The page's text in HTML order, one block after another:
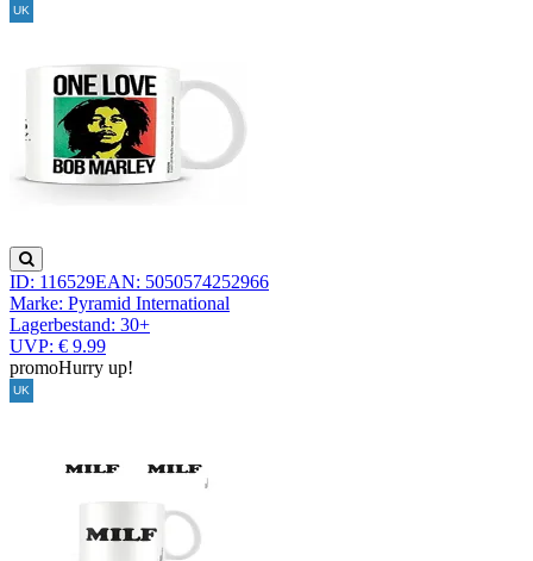
ID: 116529EAN: 5050574252966
Marke: Pyramid International
Lagerbestand: 30+
UVP: € 9.99
promoHurry up!